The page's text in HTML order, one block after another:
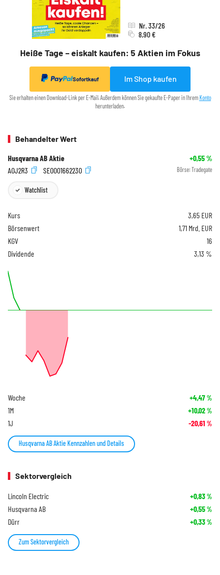
Heiße Tage – eiskalt kaufen: 5 Aktien im Fokus
Nr. 33/26
8,90 €
Sofortkauf Im Shop kaufen
Sie erhalten einen Download-Link per E-Mail. Außerdem können Sie gekaufte E-Paper in IhremKonto
herunterladen.
Behandelter Wert
Husqvarna AB Aktie +0,55%
A0J2R3
SE0001662230 Börse: Tradegate
Watchlist
Kurs 3,65 EUR
Börsenwert
1,71 Mrd. EUR
KGV
16
Dividende
3,13 %
Woche +4,47%
1M +10,02%
1J -20,61 %
Husqvarna AB Aktie Kennzahlen und Details
Sektorvergleich
Lincoln Electric +0,83%
Husqvarna AB +0,55%
Dürr +0,33%
Zum Sektorvergleich